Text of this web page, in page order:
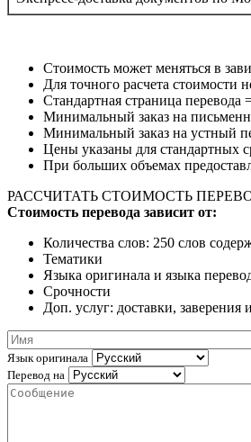
Стоимость может меняться в
Для точного расчета стоимости
Стандартная страница перевода
Минимальный заказ на
Минимальный заказ на устный
Цены указаны для стандартных
При больших объемах
РАССЧИТАТЬ СТОИМОСТЬ
Стоимость перевода зависит от:
Количества слов: 250 слов
Тематики
Языка оригинала и языка
Срочности
Доп. услуг: доставки, заверения
Язык оригинала
Перевод на